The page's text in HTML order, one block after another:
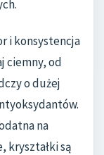
i konsystencja
ciemny, od
o dużej
na
kryształki są